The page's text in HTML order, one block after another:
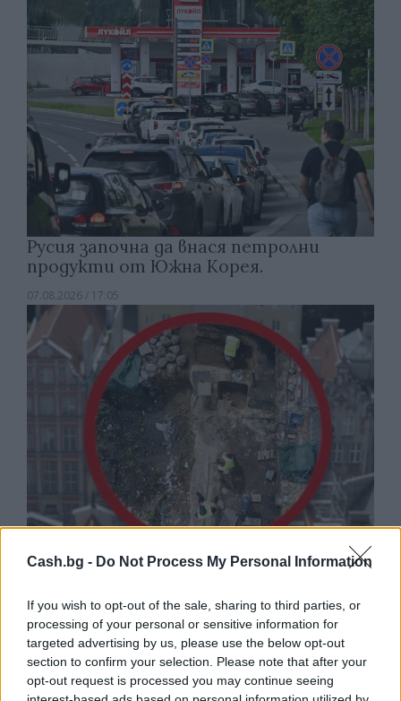
Cash.bg - Do Not Process My Personal Information
If you wish to opt-out of the sale, sharing to third parties, or
processing of your personal or sensitive information for
targeted advertising by us, please use the below opt-out
section to confirm your selection. Please note that after your
opt-out request is processed you may continue seeing
Русия започна да внася петролни
продукти от Южна Корея.
07.08.2026 / 17:05
Древен храм на почти 900 години
откриха под кафене за сладолед в
Полша
07.08.2026 / 16:00